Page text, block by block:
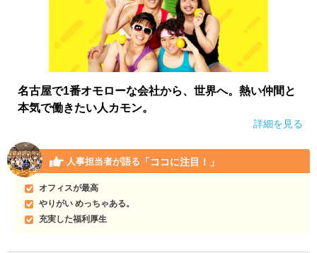
名古屋で1番オモローな会社から、世界へ。熱い仲間と
本気で働きたい人カモン。
詳細を見る
人事担当者が語る 「ココに注目！」
オフィスが最高
やりがい めっちゃある。
充実した福利厚生